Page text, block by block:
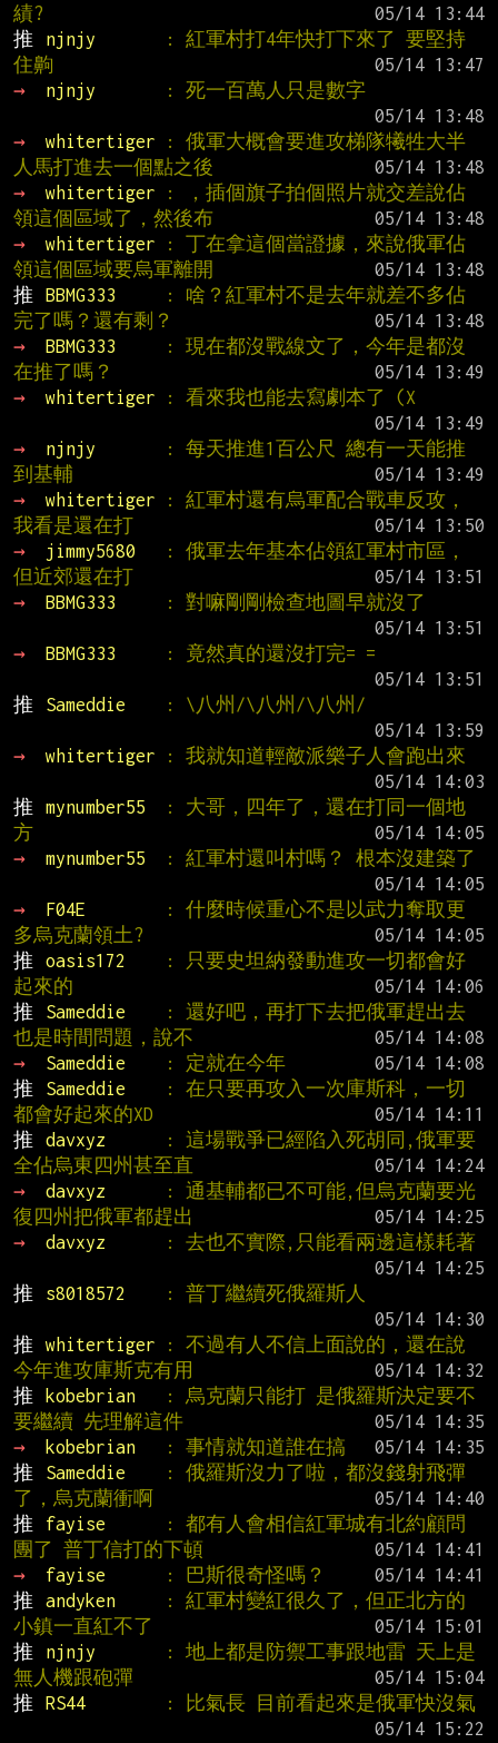
績?
推
njnjy
: 紅軍村打4年快打下來了 要堅持
住齁
→
njnjy
: 死一百萬人只是數字
→
whitertiger
: 俄軍大概會要進攻梯隊犧牲大半
人馬打進去一個點之後
→
whitertiger
: ，插個旗子拍個照片就交差說佔
領這個區域了，然後布
→
whitertiger
: 丁在拿這個當證據，來說俄軍佔
領這個區域要烏軍離開
推
BBMG333
: 啥？紅軍村不是去年就差不多佔
完了嗎？還有剩？
→
BBMG333
: 現在都沒戰線文了，今年是都沒
在推了嗎？
→
whitertiger
: 看來我也能去寫劇本了 (X
→
njnjy
: 每天推進1百公尺 總有一天能推
到基輔
→
whitertiger
: 紅軍村還有烏軍配合戰車反攻，
我看是還在打
→
jimmy5680
: 俄軍去年基本佔領紅軍村市區，
但近郊還在打
→
BBMG333
: 對嘛剛剛檢查地圖早就沒了
→
BBMG333
: 竟然真的還沒打完= =
推
Sameddie
: \八州/\八州/\八州/
→
whitertiger
: 我就知道輕敵派樂子人會跑出來
推
mynumber55
: 大哥，四年了，還在打同一個地
方
→
mynumber55
: 紅軍村還叫村嗎？ 根本沒建築了
→
F04E
: 什麼時候重心不是以武力奪取更
多烏克蘭領土?
推
oasis172
: 只要史坦納發動進攻一切都會好
起來的
推
Sameddie
: 還好吧，再打下去把俄軍趕出去
也是時間問題，說不
→
Sameddie : 定就在今年
推
Sameddie
: 在只要再攻入一次庫斯科，一切
都會好起來的XD
推
davxyz
: 這場戰爭已經陷入死胡同,俄軍要
全佔烏東四州甚至直
→
davxyz
: 通基輔都已不可能,但烏克蘭要光
復四州把俄軍都趕出
→
davxyz
: 去也不實際,只能看兩邊這樣耗著
推
s8018572
: 普丁繼續死俄羅斯人
推
whitertiger
: 不過有人不信上面說的，還在說
今年進攻庫斯克有用
推
kobebrian
: 烏克蘭只能打 是俄羅斯決定要不
要繼續 先理解這件
→
kobebrian : 事情就知道誰在搞
推
Sameddie
: 俄羅斯沒力了啦，都沒錢射飛彈
了，烏克蘭衝啊
推
fayise
: 都有人會相信紅軍城有北約顧問
團了 普丁信打的下頓
→
fayise : 巴斯很奇怪嗎？
推
andyken
: 紅軍村變紅很久了，但正北方的
小鎮一直紅不了
推
njnjy
: 地上都是防禦工事跟地雷 天上是
無人機跟砲彈
推
RS44
: 比氣長 目前看起來是俄軍快沒氣